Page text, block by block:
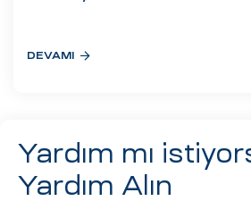
DEVAMI
Yardım mı
Yardım Alın